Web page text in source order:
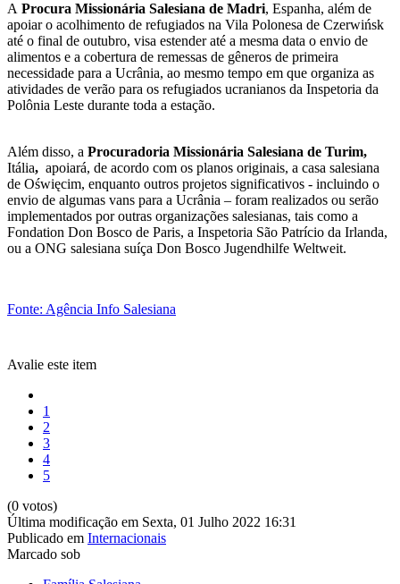
A Procura Missionária Salesiana de Madri, Espanha, além de
apoiar o acolhimento de refugiados na Vila Polonesa de Czerwińsk
até o final de outubro, visa estender até a mesma data o envio de
alimentos e a cobertura de remessas de gêneros de primeira
necessidade para a Ucrânia, ao mesmo tempo em que organiza as
atividades de verão para os refugiados ucranianos da Inspetoria da
Polônia Leste durante toda a estação.
Além disso, a Procuradoria Missionária Salesiana de Turim,
Itália, apoiará, de acordo com os planos originais, a casa salesiana
de Oświęcim, enquanto outros projetos significativos - incluindo o
envio de algumas vans para a Ucrânia – foram realizados ou serão
implementados por outras organizações salesianas, tais como a
Fondation Don Bosco de Paris, a Inspetoria São Patrício da Irlanda,
ou a ONG salesiana suíça Don Bosco Jugendhilfe Weltweit.
Fonte: Agência Info Salesiana
Avalie este item
1
2
3
4
5
(0 votos)
Última modificação em Sexta, 01 Julho 2022 16:31
Publicado em Internacionais
Marcado sob